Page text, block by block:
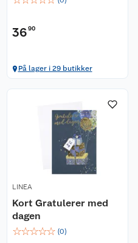
3690
På lager i 29 butikker
LINEA
Kort Gratulerer med
dagen
☆☆☆☆☆ (0)